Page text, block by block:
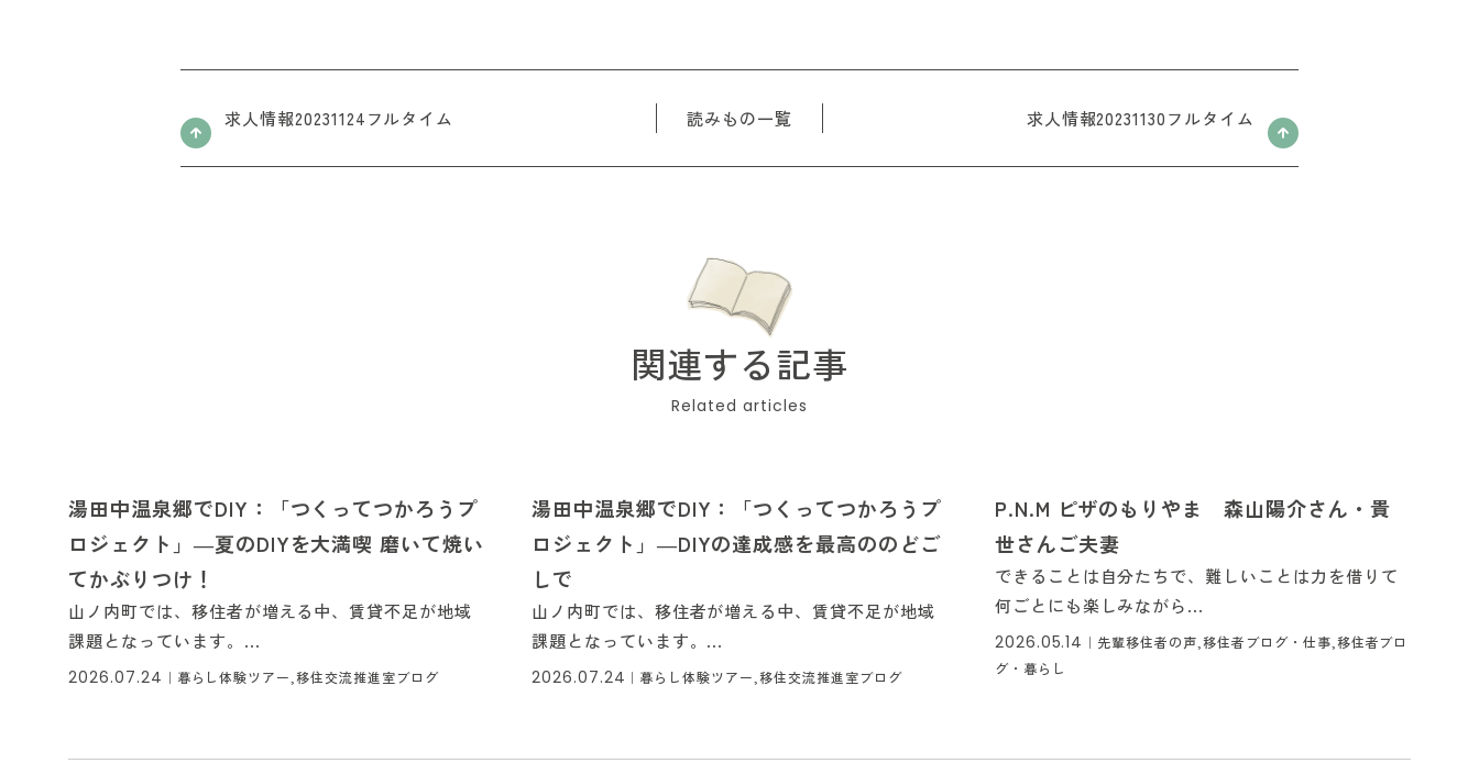
求人情報20231124フルタイム 読みもの一覧 求人情報20231130フルタイム
関連する記事
湯田中温泉郷でDIY：「つくってつかろうプ
ロジェクト」―夏のDIYを大満喫 磨いて焼い
てかぶりつけ！
山ノ内町では、移住者が増える中、賃貸不足が地域
課題となっています。...
2026.07.24 ｜ 暮らし体験ツアー,移住交流推進室ブログ
湯田中温泉郷でDIY：「つくってつかろうプ
ロジェクト」―DIYの達成感を最高ののどご
しで
山ノ内町では、移住者が増える中、賃貸不足が地域
課題となっています。...
2026.07.24 ｜ 暮らし体験ツアー,移住交流推進室ブログ
P.N.M ピザのもりやま 森山陽介さん・貴
世さんご夫妻
できることは自分たちで、難しいことは力を借りて
何ごとにも楽しみながら...
2026.05.14 ｜ 先輩移住者の声,移住者ブログ・仕事,移住者ブロ
グ・暮らし